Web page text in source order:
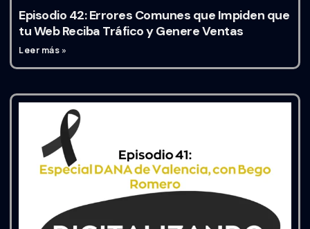
Episodio 42: Errores Comunes que Impiden que
tu Web Reciba Tráfico y Genere Ventas
Leer más »